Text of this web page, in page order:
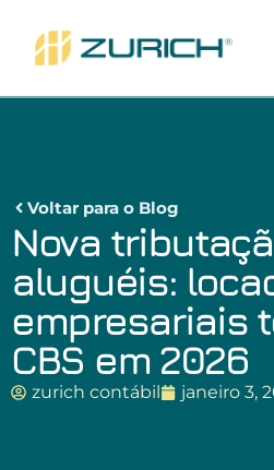
Voltar para o Blog
Nova
aluguéis:
empresariais
CBS em 2026
zurich contábil janeiro 3,